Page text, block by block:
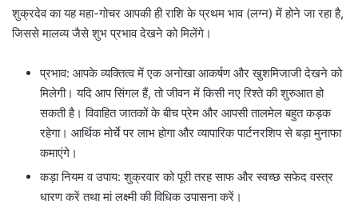
शुक्रदेव का यह महा-गोचर आपकी ही राशि के प्रथम भाव (लग्न) में होने जा रहा है,
जिससे मालव्य जैसे शुभ प्रभाव देखने को मिलेंगे।
प्रभाव: आपके व्यक्तित्व में एक अनोखा आकर्षण और खुशमिजाजी देखने को
मिलेगी। यदि आप सिंगल हैं, तो जीवन में किसी नए रिश्ते की शुरुआत हो
सकती है। विवाहित जातकों के बीच प्रेम और आपसी तालमेल बहुत कड़क
रहेगा। आर्थिक मोर्चे पर लाभ होगा और व्यापारिक पार्टनरशिप से बड़ा मुनाफा
कमाएंगे।
कड़ा नियम व उपाय: शुक्रवार को पूरी तरह साफ और स्वच्छ सफेद वस्त्र
धारण करें तथा मां लक्ष्मी की विधिक उपासना करें।